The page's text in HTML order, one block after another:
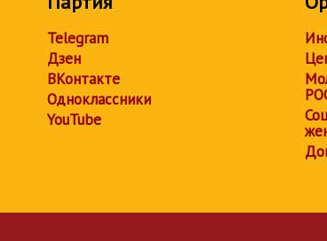
Telegram
Дзен
ВКонтакте
Одноклассники
YouTube